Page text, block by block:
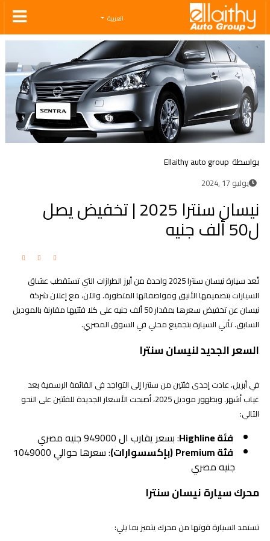
Ellaithy Auto Group
العربية
بواسطة Ellaithy auto group
يوليو 17 ,2024
نيسان سنترا 2025 | تخفيض يصل
ل50 ألف جنيه
تُعد سيارة نيسان سنترا 2025 واحدة من أبرز الطرازات التي تستقطب عشاق
السيارات بتصميمها الأنيق ومواصفاتها المتطورة. والآن، مع إعلان شركة
نيسان عن تخفيض سعرها بمقدار 50 ألف جنيه على كلا فئتيها مقارنة بالموديل
السابق. تأتي السيارة بتجميع محلي في السوق المصري.
السعر الجديد لنيسان سنترا
في أبريل، عادت إحدى فئتين من سنترا إلى التواجد في القائمة الرسمية بعد
غياب أشهر. وبظهور موديل 2025، أصبحت الأسعار الجديدة للفئتين على النحو
التالي:
فئة Highline
: بسعر يقارب ال 949000 جنيه مصري
فئة Premium
(بإكسسوارات)
: سعرها حوالي 1049000
جنيه مصري
محرك سيارة نيسان سنترا
تستمد السيارة قوتها من محرك يتميز بما يلي: